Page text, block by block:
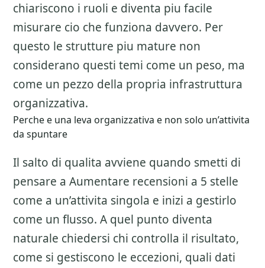
chiariscono i ruoli e diventa piu facile
misurare cio che funziona davvero. Per
questo le strutture piu mature non
considerano questi temi come un peso, ma
come un pezzo della propria infrastruttura
organizzativa.
Perche e una leva organizzativa e non solo un’attivita
da spuntare
Il salto di qualita avviene quando smetti di
pensare a Aumentare recensioni a 5 stelle
come a un’attivita singola e inizi a gestirlo
come un flusso. A quel punto diventa
naturale chiedersi chi controlla il risultato,
come si gestiscono le eccezioni, quali dati